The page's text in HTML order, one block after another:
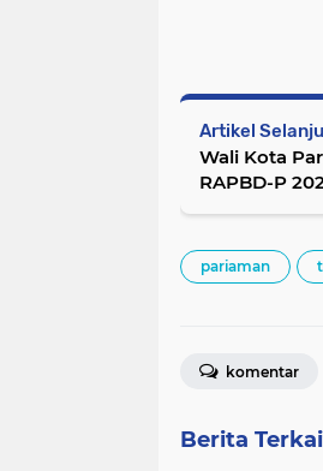
Artikel
Wali Kota
RAPBD-P
pariaman
komentar
Berita